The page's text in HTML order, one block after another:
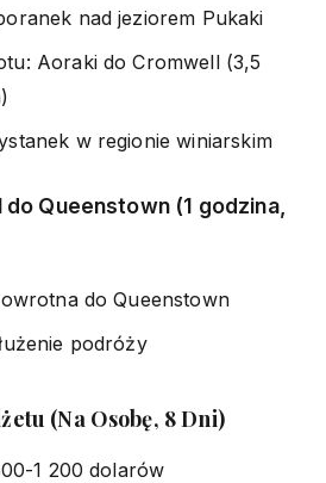
nad jeziorem Pukaki
Aoraki do Cromwell (3,5
w regionie winiarskim
Queenstown (1 godzina,
do Queenstown
podróży
(Na Osobę, 8 Dni)
1 200 dolarów